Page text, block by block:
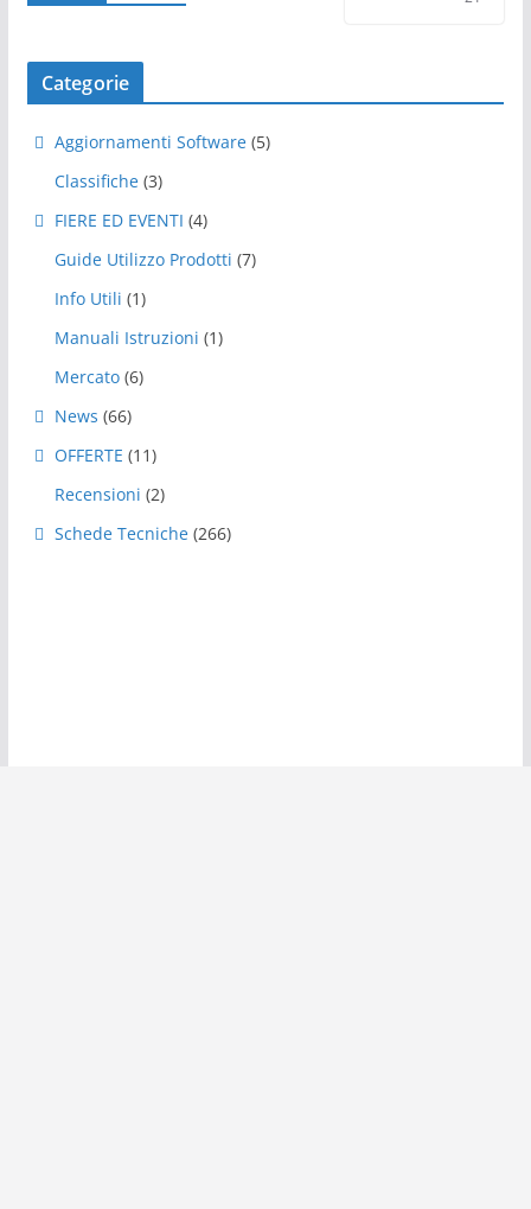
Categorie
Aggiornamenti Software (5)
Classifiche (3)
FIERE ED EVENTI (4)
Guide Utilizzo Prodotti (7)
Info Utili (1)
Manuali Istruzioni (1)
Mercato (6)
News (66)
OFFERTE (11)
Recensioni (2)
Schede Tecniche (266)